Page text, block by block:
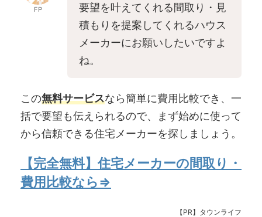
FP
要望を叶えてくれる間取り・見
積もりを提案してくれるハウス
メーカーにお願いしたいですよ
ね。
この無料サービスなら簡単に費用比較でき、一
括で要望も伝えられるので、まず始めに使って
から信頼できる住宅メーカーを探しましょう。
【完全無料】住宅メーカーの間取り・
費用比較なら⇒
【PR】タウンライフ